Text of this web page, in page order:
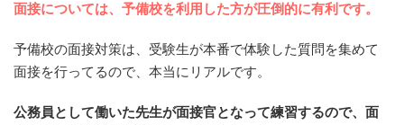
面接については、予備校を利用した方が圧倒的に有利です。
予備校の面接対策は、受験生が本番で体験した質問を集めて
面接を行ってるので、本当にリアルです。
公務員として働いた先生が面接官となって練習するので、面